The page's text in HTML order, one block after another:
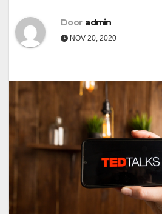
Door admin
NOV 20, 2020